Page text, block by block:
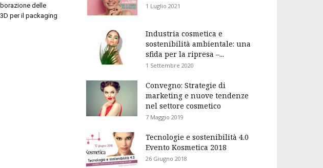
delle
per il packaging
1 Luglio 2021
Industria cosmetica e
sostenibilità ambientale: una
sfida per la ripresa –...
1 Settembre 2020
Convegno: Strategie di
marketing e nuove tendenze
nel settore cosmetico
7 Maggio 2019
Tecnologie e sostenibilità 4.0
Evento Kosmetica 2018
26 Giugno 2018